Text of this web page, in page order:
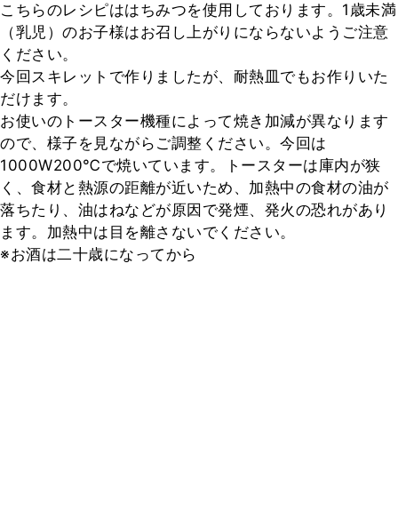
こちらのレシピははちみつを使用しております。1歳未満
（乳児）のお子様はお召し上がりにならないようご注意
ください。
今回スキレットで作りましたが、耐熱皿でもお作りいた
だけます。
お使いのトースター機種によって焼き加減が異なります
ので、様子を見ながらご調整ください。今回は
1000W200℃で焼いています。トースターは庫内が狭
く、食材と熱源の距離が近いため、加熱中の食材の油が
落ちたり、油はねなどが原因で発煙、発火の恐れがあり
ます。加熱中は目を離さないでください。
※お酒は二十歳になってから